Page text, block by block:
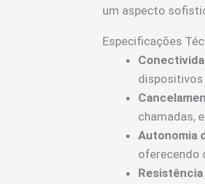
um aspecto
Especificações
chamadas,
Autonomia
oferecendo
Resistência